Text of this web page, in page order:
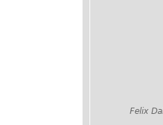
Felix